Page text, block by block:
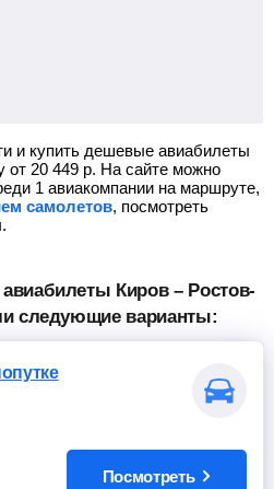
и купить дешевые авиабилеты
от 20 449 р. На сайте можно
1 авиакомпании на маршруте,
самолетов, посмотреть
следующие варианты:
Посмотреть